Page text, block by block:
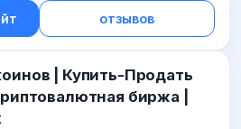
для защиты
учета криптовалюты
отзывов
| Купить-Продать
биржа |